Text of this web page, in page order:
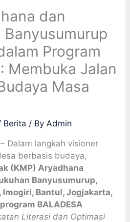
dan
Banyusumurup
Program
Membuka Jalan
Masa
Berita / By Admin
– Dalam langkah visioner
berbasis budaya,
(KMP) Aryadhana
Banyusumurup,
Imogiri, Bantul, Jogjakarta,
program BALADESA
Literasi dan Optimasi